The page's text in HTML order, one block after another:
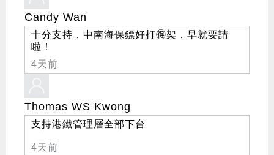
Candy Wan
十分支持，中南海保鏢好打🉐️架，早就要請
啦！
4天前
Thomas WS Kwong
支持港鐵管理層全部下台
4天前